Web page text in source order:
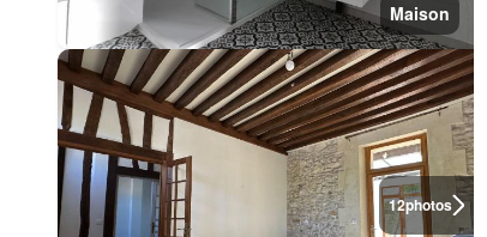
Maison
12photos